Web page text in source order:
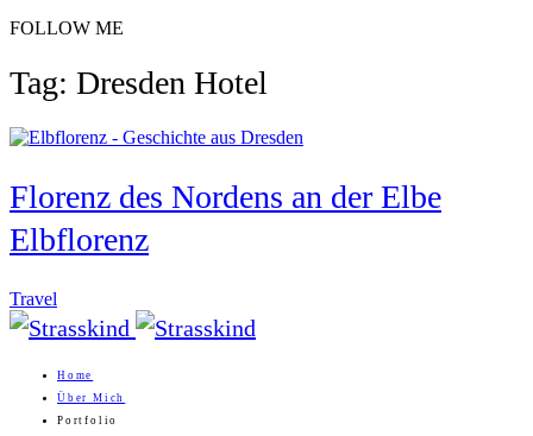
FOLLOW ME
Tag: Dresden Hotel
Florenz des Nordens an der Elbe
Elbflorenz
Travel
Home
Über Mich
Portfolio